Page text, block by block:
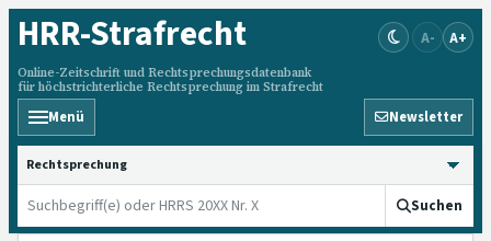
HRR-Strafrecht
Online-Zeitschrift und Rechtsprechungsdatenbank
für höchstrichterliche Rechtsprechung im Strafrecht
A- A+
Menü Newsletter
HRRS durchsuchen
Suchen